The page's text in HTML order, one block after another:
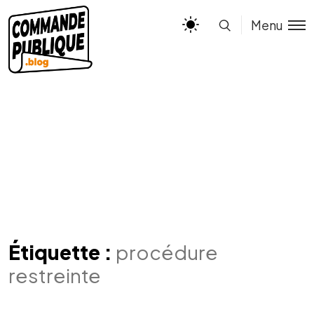
Menu
Étiquette : procédure
restreinte